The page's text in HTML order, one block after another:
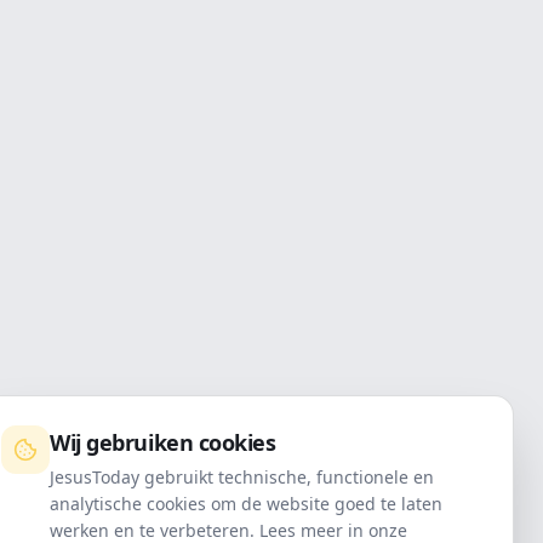
Wij gebruiken cookies
JesusToday gebruikt technische, functionele en
analytische cookies om de website goed te laten
werken en te verbeteren. Lees meer in onze